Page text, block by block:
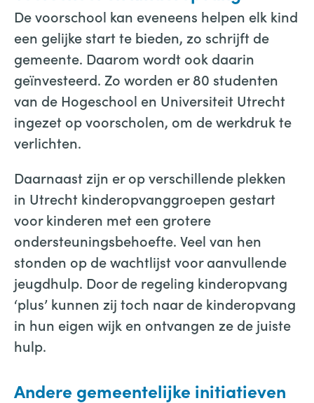
De voorschool kan eveneens helpen elk kind
een gelijke start te bieden, zo schrijft de
gemeente. Daarom wordt ook daarin
geïnvesteerd. Zo worden er 80 studenten
van de Hogeschool en Universiteit Utrecht
ingezet op voorscholen, om de werkdruk te
verlichten.
Daarnaast zijn er op verschillende plekken
in Utrecht kinderopvanggroepen gestart
voor kinderen met een grotere
ondersteuningsbehoefte. Veel van hen
stonden op de wachtlijst voor aanvullende
jeugdhulp. Door de regeling kinderopvang
‘plus’ kunnen zij toch naar de kinderopvang
in hun eigen wijk en ontvangen ze de juiste
hulp.
Andere gemeentelijke initiatieven